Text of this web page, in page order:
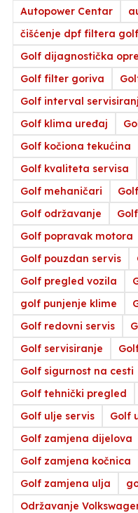
Autopower Centar
čišćenje dpf filtera golf
Golf dijagnostička
Golf filter goriva
Golf interval
Golf klima uređaj
Golf kočiona tekućina
Golf kvaliteta servisa
Golf mehaničari
Golf održavanje
Golf popravak motora
Golf pouzdan servis
Golf pregled vozila
golf punjenje klime
Golf redovni servis
Golf servisiranje
Golf sigurnost na cesti
Golf tehnički pregled
Golf ulje servis
Golf
Golf zamjena dijelova
Golf zamjena kočnica
Golf zamjena ulja
Održavanje